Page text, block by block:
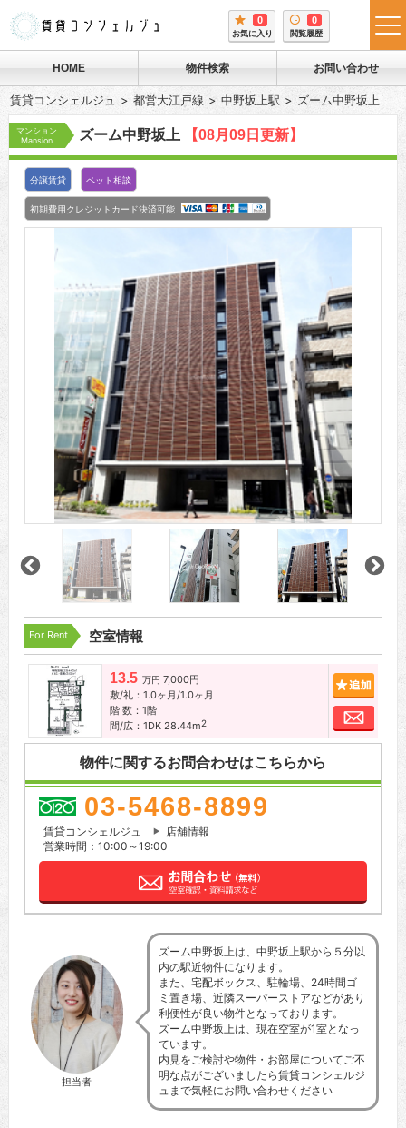
0
お気に入り
0
閲覧履歴
HOME 物件検索 お問い合わせ
賃貸コンシェルジュ 都営大江戸線 中野坂上駅 ズーム中野坂上
マンション
Mansion
ズーム中野坂上 【08月09日更新】
分譲賃貸 ペット相談
初期費用クレジットカード決済可能
For Rent 空室情報
13.5 万円 7,000円
敷/礼：1.0ヶ月/1.0ヶ月
階 数：1階
間/広：1DK 28.44m2
お問
物件に関するお問合わせはこちらから
03-5468-8899
賃貸コンシェルジュ
店舗情報
営業時間：10:00～19:00
担当者
ズーム中野坂上は、中野坂上駅から５分以
内の駅近物件になります。
また、宅配ボックス、駐輪場、24時間ゴ
ミ置き場、近隣スーパーストアなどがあり
利便性が良い物件となっております。
ズーム中野坂上は、現在空室が1室となっ
ています。
内見をご検討や物件・お部屋についてご不
明な点がございましたら賃貸コンシェルジ
ュまで気軽にお問い合わせください